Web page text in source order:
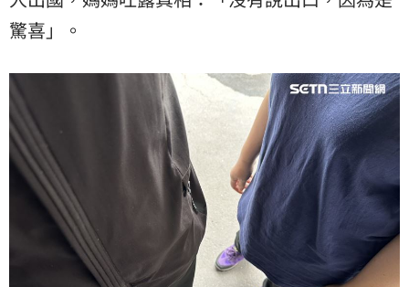
驚喜」。